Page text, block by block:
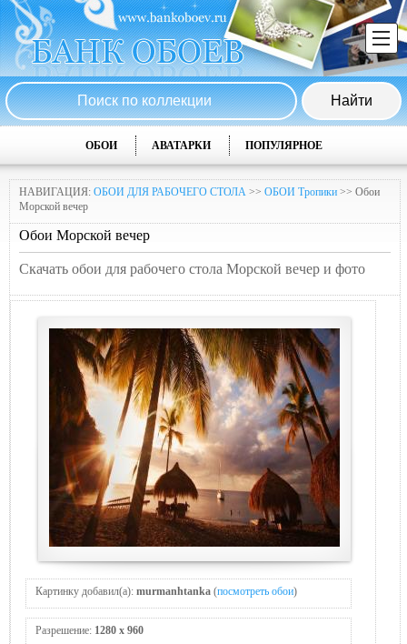
ОБОИ АВАТАРКИ ПОПУЛЯРНОЕ
НАВИГАЦИЯ: ОБОИ ДЛЯ РАБОЧЕГО СТОЛА >> ОБОИ Тропики >> Обои
Морской вечер
Обои Морской вечер
Скачать обои для рабочего стола Морской вечер и фото
Картинку добавил(а): murmanhtanka (посмотреть обои)
Разрешение: 1280 x 960